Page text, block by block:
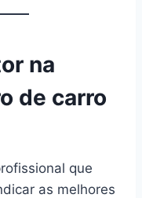
na
de carro
que
as melhores